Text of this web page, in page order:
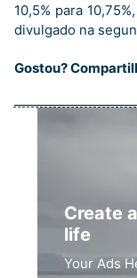
10,5% para
divulgado na
Gostou?
Create
life
Your Ads